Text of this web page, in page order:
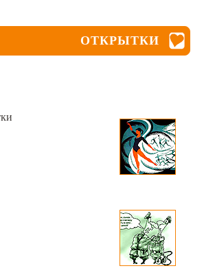
ОТКРЫТКИ